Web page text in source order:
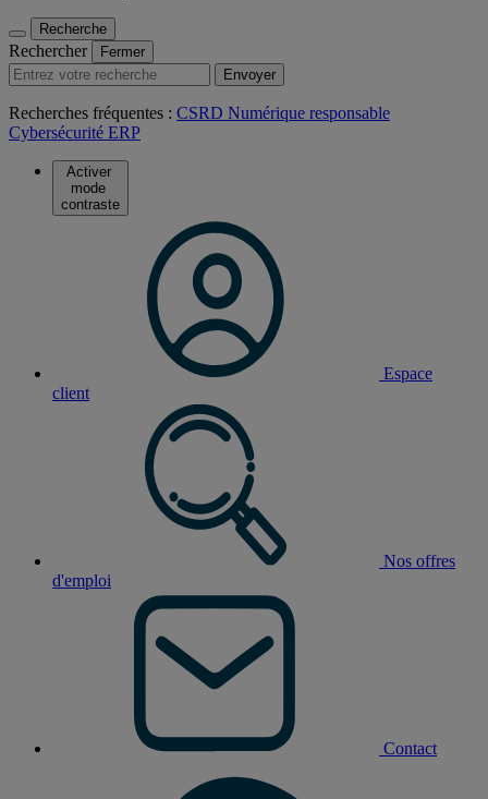
Recherche
Rechercher
Fermer
Envoyer
Recherches fréquentes : CSRD Numérique responsable
Cybersécurité ERP
Activer
mode
contraste
Espace
client
Nos offres
d'emploi
Contact